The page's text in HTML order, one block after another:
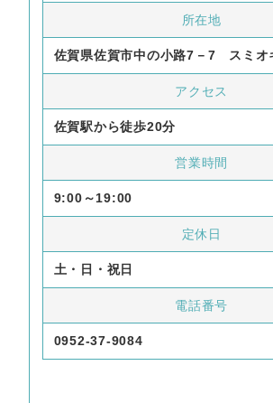
所在地
佐賀県佐賀市中の小路7－7 スミオ
アクセス
佐賀駅から徒歩20分
営業時間
9:00～19:00
定休日
土・日・祝日
電話番号
0952-37-9084